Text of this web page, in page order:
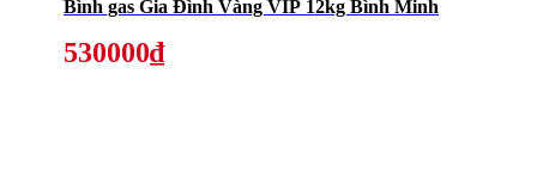
Bình gas Gia Đình Vàng VIP 12kg Bình Minh
530000₫